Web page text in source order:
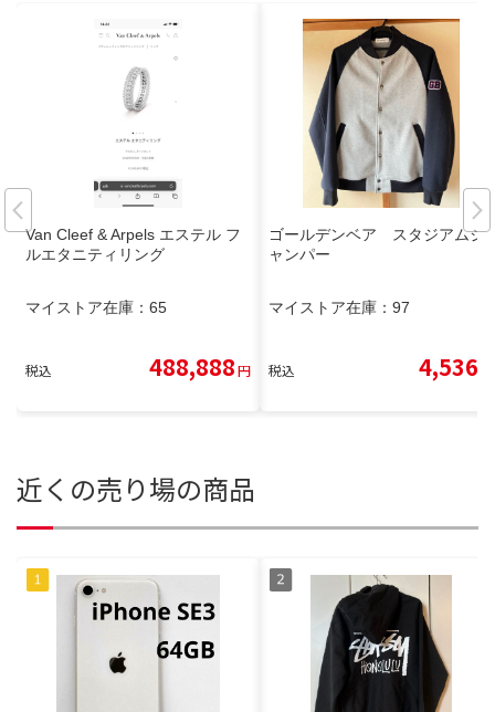
Van Cleef & Arpels エステル フ
ルエタニティリング
マイストア在庫： 65
税込 488,888円
ゴールデンベア スタジアムジ
ャンパー
マイストア在庫： 97
税込 4,536
近くの売り場の商品